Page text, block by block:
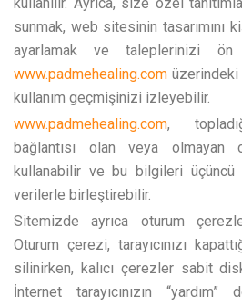
sunmak, web sitesinin tasarımını
ayarlamak ve taleplerinizi ön
www.padmehealing.com
kullanım geçmişinizi izleyebilir.
www.padmehealing.com,
bağlantısı olan veya olmayan
kullanabilir ve bu bilgileri üçüncü
verilerle birleştirebilir.
Sitemizde ayrıca oturum
Oturum çerezi, tarayıcınızı
silinirken, kalıcı çerezler sabit
İnternet tarayıcınızın “yardım”